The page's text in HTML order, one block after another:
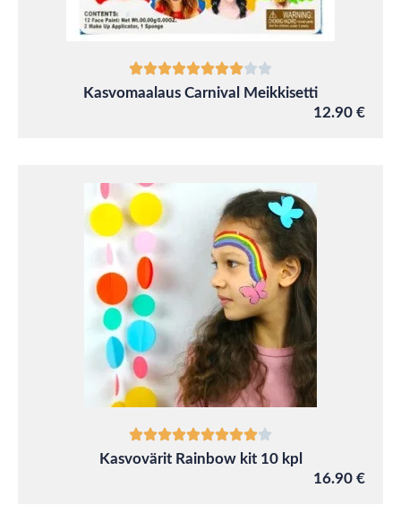
Kasvomaalaus Carnival Meikkisetti
12.90 €
Kasvovärit Rainbow kit 10 kpl
16.90 €